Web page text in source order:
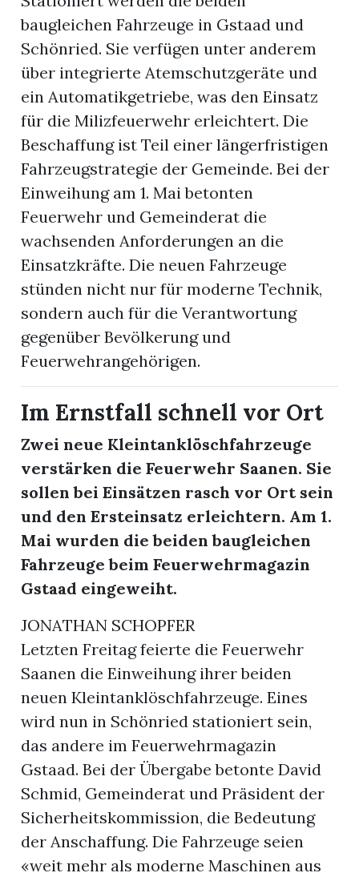
baugleichen Fahrzeuge in Gstaad und
Schönried. Sie verfügen unter anderem
über integrierte Atemschutzgeräte und
ein Automatikgetriebe, was den Einsatz
für die Milizfeuerwehr erleichtert. Die
Beschaffung ist Teil einer längerfristigen
Fahrzeugstrategie der Gemeinde. Bei der
Einweihung am 1. Mai betonten
Feuerwehr und Gemeinderat die
wachsenden Anforderungen an die
Einsatzkräfte. Die neuen Fahrzeuge
stünden nicht nur für moderne Technik,
sondern auch für die Verantwortung
gegenüber Bevölkerung und
Feuerwehrangehörigen.
Im Ernstfall schnell vor Ort
Zwei neue Kleintanklöschfahrzeuge
verstärken die Feuerwehr Saanen. Sie
sollen bei Einsätzen rasch vor Ort sein
und den Ersteinsatz erleichtern. Am 1.
Mai wurden die beiden baugleichen
Fahrzeuge beim Feuerwehrmagazin
Gstaad eingeweiht.
JONATHAN SCHOPFER
Letzten Freitag feierte die Feuerwehr
Saanen die Einweihung ihrer beiden
neuen Kleintanklöschfahrzeuge. Eines
wird nun in Schönried stationiert sein,
das andere im Feuerwehrmagazin
Gstaad. Bei der Übergabe betonte David
Schmid, Gemeinderat und Präsident der
Sicherheitskommission, die Bedeutung
der Anschaffung. Die Fahrzeuge seien
«weit mehr als moderne Maschinen aus